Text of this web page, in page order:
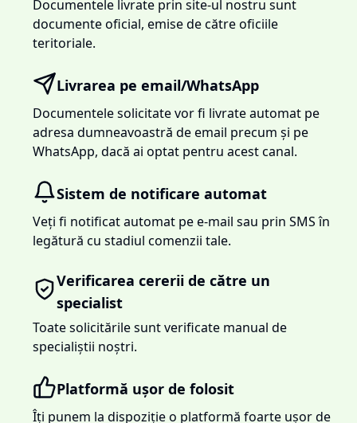
Documentele livrate prin site-ul nostru sunt
documente oficial, emise de către oficiile
teritoriale.
Livrarea pe email/WhatsApp
Documentele solicitate vor fi livrate automat pe
adresa dumneavoastră de email precum și pe
WhatsApp, dacă ai optat pentru acest canal.
Sistem de notificare automat
Veți fi notificat automat pe e-mail sau prin SMS în
legătură cu stadiul comenzii tale.
Verificarea cererii de către un
specialist
Toate solicitările sunt verificate manual de
specialiștii noștri.
Platformă ușor de folosit
Îți punem la dispoziție o platformă foarte ușor de